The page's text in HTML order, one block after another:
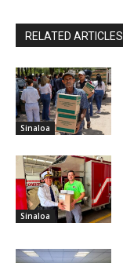
RELATED ARTICLES
Sinaloa
Sinaloa